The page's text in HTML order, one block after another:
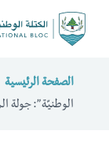
الصفحة الرئيسية
الوطنيّة”: جولة